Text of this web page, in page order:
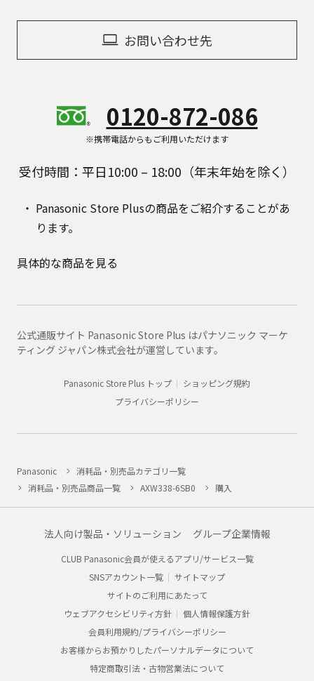
お問い合わせ先
0120-872-086
※携帯電話からもご利用いただけます
受付時間：平日10:00 – 18:00（年末年始を除く）
Panasonic Store Plusの商品をご紹介することがあ
ります。
具体的な商品を見る
公式通販サイト Panasonic Store Plus はパナソニック マーケ
ティング ジャパン株式会社が運営しています。
Panasonic Store Plus トップ
ショッピング規約
プライバシーポリシー
Panasonic
消耗品・別売品カテゴリ一覧
消耗品・別売品商品一覧
AXW338-6SB0 購入
法人向け製品・ソリューション グループ企業情報
CLUB Panasonic会員が使えるアプリ/サービス一覧
SNSアカウント一覧
サイトマップ
サイトのご利用にあたって
ウェブアクセシビリティ方針
個人情報保護方針
会員利用規約/プライバシーポリシー
お客様からお預かりしたパーソナルデータについて
特定商取引法・古物営業法について